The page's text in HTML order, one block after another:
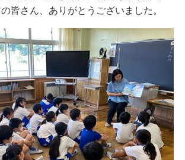
皆さん、ありがとうございました。